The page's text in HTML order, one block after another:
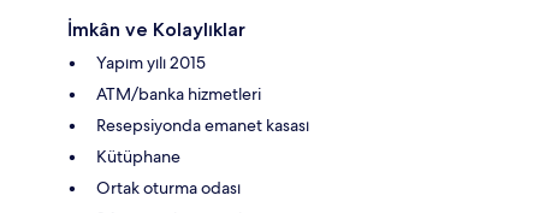
İmkân ve Kolaylıklar
Yapım yılı 2015
ATM/banka hizmetleri
Resepsiyonda emanet kasası
Kütüphane
Ortak oturma odası